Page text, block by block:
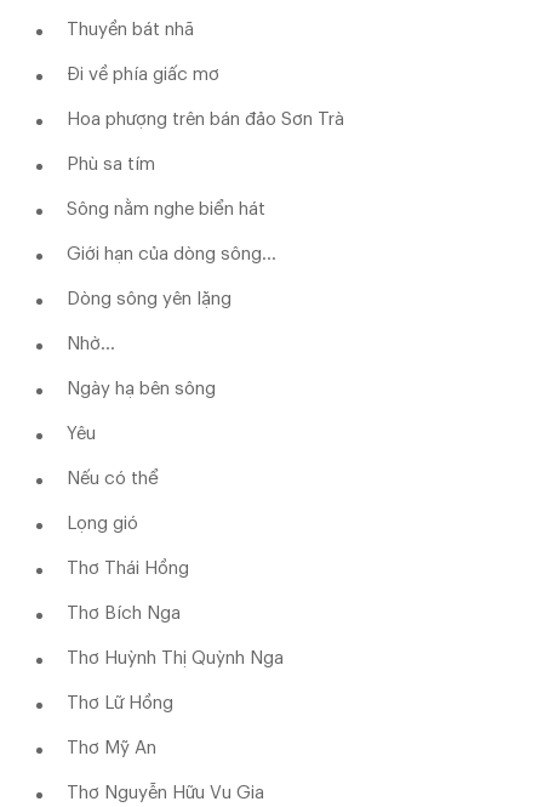
Thuyền bát nhã
Đi về phía giấc mơ
Hoa phượng trên bán đảo Sơn Trà
Phù sa tím
Sông nằm nghe biển hát
Giới hạn của dòng sông…
Dòng sông yên lặng
Nhờ...
Ngày hạ bên sông
Yêu
Nếu có thể
Lọng gió
Thơ Thái Hồng
Thơ Bích Nga
Thơ Huỳnh Thị Quỳnh Nga
Thơ Lữ Hồng
Thơ Mỹ An
Thơ Nguyễn Hữu Vu Gia